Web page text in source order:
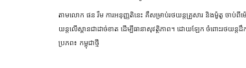
តាមលោក ផន រឹម ការអនុញ្ញតិនេះ គឺសម្រាប់រថយន្តគ្រួសារ និងម៉ូតូ ចា
យន្តលេីស្ពានជាដាច់ខាត ដើម្បីធានាសុវត្ថិភាព។ ដោយឡែក ចំពោះរថយន្តដឹ
ប្រភព៖ កម្ពុជាថ្មី